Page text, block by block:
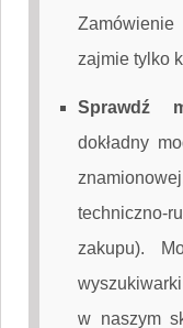
zajmie tylko
Sprawdź
dokładny
zakupu).
w naszym